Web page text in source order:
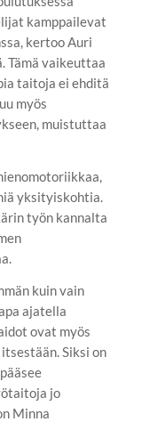
kamppailevat
kertoo Auri
Tämä vaikeuttaa
taitoja ei ehditä
myös
muistuttaa
yksityiskohtia.
työn kannalta
kuin vain
ajatella
ovat myös
Siksi on
jo
Minna